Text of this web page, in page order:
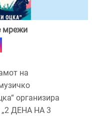
мрежи
на
организира
„2 ДЕНА НА 3